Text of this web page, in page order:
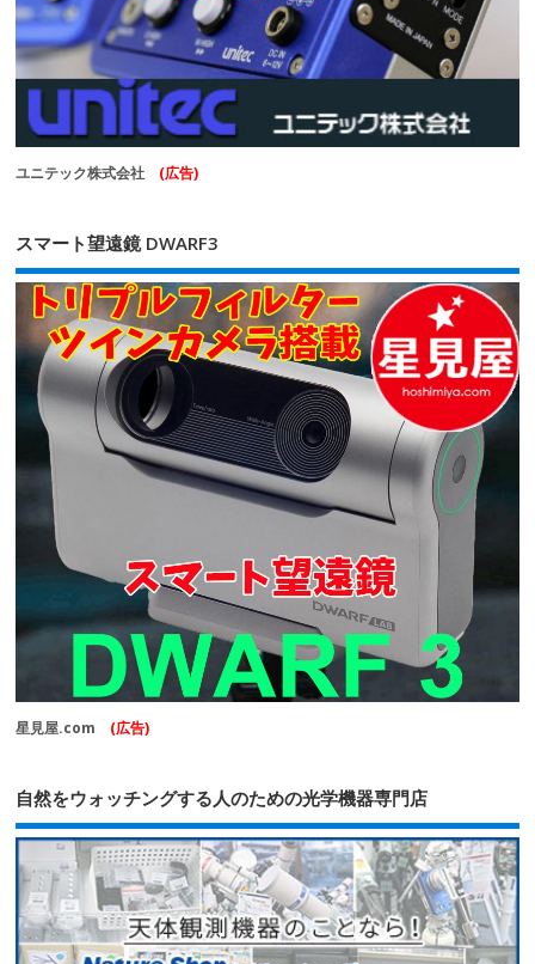
ユニテック株式会社 (広告)
スマート望遠鏡 DWARF3
星見屋.com (広告)
自然をウォッチングする人のための光学機器専門店